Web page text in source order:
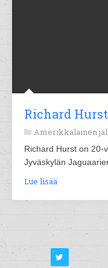
Richard
Amerikkalainen
Richard Hurst on 20-
Jyväskylän
Lue lisää